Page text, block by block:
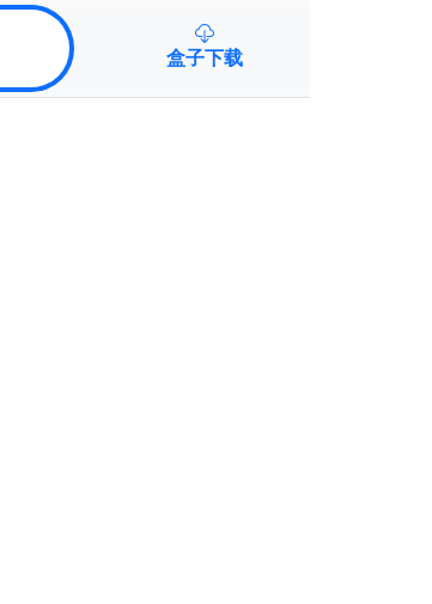
盒子下载